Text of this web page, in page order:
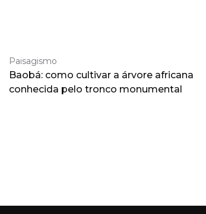
Paisagismo
Baobá: como cultivar a árvore africana
conhecida pelo tronco monumental